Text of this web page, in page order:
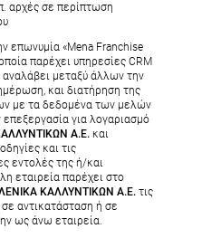
αρχές σε περίπτωση
επωνυμία «Mena Franchise
παρέχει υπηρεσίες CRM
αναλάβει μεταξύ άλλων την
και διατήρηση της
με τα δεδομένα των μελών
για λογαριασμό
Α.Ε. και
και τις
εντολές της ή/και
εταιρεία παρέχει στο
ΚΑΛΛΥΝΤΙΚΩΝ Α.Ε. τις
σε αντικατάσταση ή σε
ως άνω εταιρεία.